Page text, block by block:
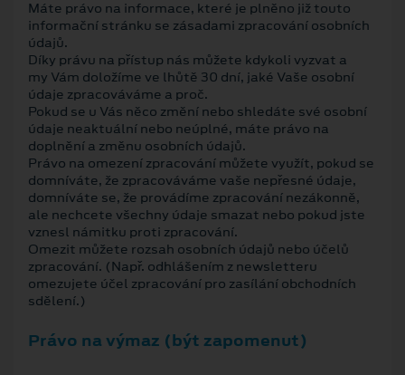
Máte právo na informace, které je plněno již touto
informační stránku se zásadami zpracování osobních
údajů.
Díky právu na přístup nás můžete kdykoli vyzvat a
my Vám doložíme ve lhůtě 30 dní, jaké Vaše osobní
údaje zpracováváme a proč.
Pokud se u Vás něco změní nebo shledáte své osobní
údaje neaktuální nebo neúplné, máte právo na
doplnění a změnu osobních údajů.
Právo na omezení zpracování můžete využít, pokud se
domníváte, že zpracováváme vaše nepřesné údaje,
domníváte se, že provádíme zpracování nezákonně,
ale nechcete všechny údaje smazat nebo pokud jste
vznesl námitku proti zpracování.
Omezit můžete rozsah osobních údajů nebo účelů
zpracování. (Např. odhlášením z newsletteru
omezujete účel zpracování pro zasílání obchodních
sdělení.)
Právo na výmaz (být zapomenut)